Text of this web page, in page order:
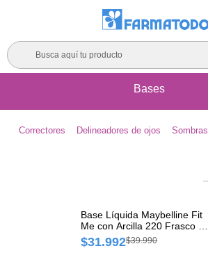
Busca aquí tu producto
Bases
Correctores Delineadores de ojos Sombras
Base Líquida Maybelline Fit
Me con Arcilla 220 Frasco x
30 ml
$31.992$39.990